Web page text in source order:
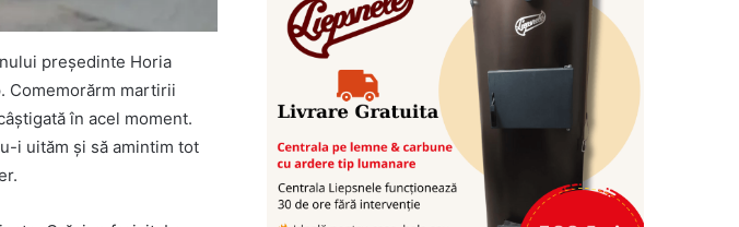
președinte Horia
Comemorărm martirii
în acel moment.
i uităm și să amintim tot